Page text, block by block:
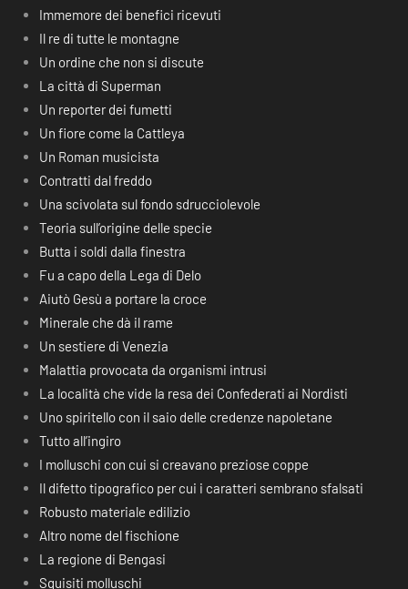
Immemore dei benefici ricevuti
Il re di tutte le montagne
Un ordine che non si discute
La città di Superman
Un reporter dei fumetti
Un fiore come la Cattleya
Un Roman musicista
Contratti dal freddo
Una scivolata sul fondo sdrucciolevole
Teoria sull’origine delle specie
Butta i soldi dalla finestra
Fu a capo della Lega di Delo
Aiutò Gesù a portare la croce
Minerale che dà il rame
Un sestiere di Venezia
Malattia provocata da organismi intrusi
La località che vide la resa dei Confederati ai Nordisti
Uno spiritello con il saio delle credenze napoletane
Tutto all’ingiro
I molluschi con cui si creavano preziose coppe
Il difetto tipografico per cui i caratteri sembrano sfalsati
Robusto materiale edilizio
Altro nome del fischione
La regione di Bengasi
Squisiti molluschi